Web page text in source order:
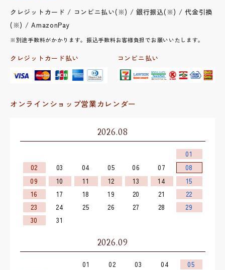
クレジットカード / コンビニ払い(※) / 銀行振込(※) / 代金引換
(※) / AmazonPay
※別途手数料がかかります。振込手数料お客様負担でお願いいたします。
クレジットカード払い コンビニ払い
オンラインショップ営業カレンダー
2026.08
01
02
03 04 05 06 07
08
09
10 11 12 13 14
15
16
17 18 19 20 21
22
23
24 25 26 27 28
29
30
31
2026.09
01 02 03 04
05